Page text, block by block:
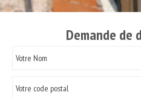
Demande